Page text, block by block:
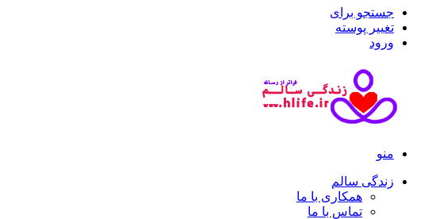
جستجو برای
تغییر پوسته
ورود
منو
زندگی سالم
همکاری با ما
تماس با ما